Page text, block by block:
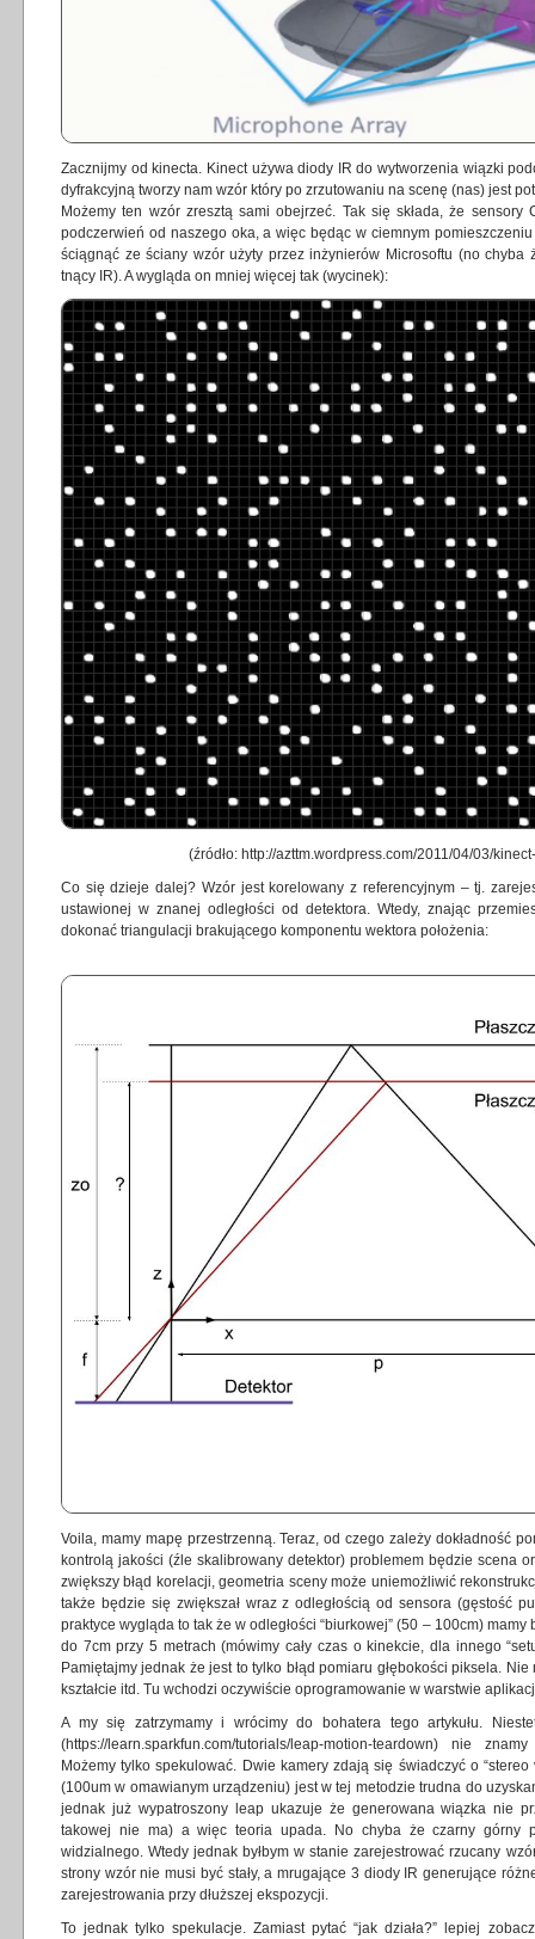
Zacznijmy od kinecta. Kinect używa diody IR do wytworzenia wiązki
dyfrakcyjną tworzy nam wzór który po zrzutowaniu na scenę (nas) jest
Możemy ten wzór zresztą sami obejrzeć. Tak się składa, że
podczerwień od naszego oka, a więc będąc w ciemnym
ściągnąć ze ściany wzór użyty przez inżynierów Microsoftu (no chyba
tnący IR). A wygląda on mniej więcej tak (wycinek):
(źródło: http://azttm.wordpress.com/2011/04/03/
Co się dzieje dalej? Wzór jest korelowany z referencyjnym – tj.
ustawionej w znanej odległości od detektora. Wtedy, znając
dokonać triangulacji brakującego komponentu wektora położenia:
Voila, mamy mapę przestrzenną. Teraz, od czego zależy dokładność
kontrolą jakości (źle skalibrowany detektor) problemem będzie scena
zwiększy błąd korelacji, geometria sceny może uniemożliwić
także będzie się zwiększał wraz z odległością od sensora (gęstość
praktyce wygląda to tak że w odległości “biurkowej” (50 – 100cm)
do 7cm przy 5 metrach (mówimy cały czas o kinekcie, dla innego
Pamiętajmy jednak że jest to tylko błąd pomiaru głębokości piksela.
kształcie itd. Tu wchodzi oczywiście oprogramowanie w warstwie
A my się zatrzymamy i wrócimy do bohatera tego artykułu.
(https://learn.sparkfun.com/tutorials/leap-motion-teardown) nie znamy
Możemy tylko spekulować. Dwie kamery zdają się świadczyć o “stereo
(100um w omawianym urządzeniu) jest w tej metodzie trudna do
jednak już wypatroszony leap ukazuje że generowana wiązka nie
takowej nie ma) a więc teoria upada. No chyba że czarny górny
widzialnego. Wtedy jednak byłbym w stanie zarejestrować rzucany
strony wzór nie musi być stały, a mrugające 3 diody IR generujące
zarejestrowania przy dłuższej ekspozycji.
To jednak tylko spekulacje. Zamiast pytać “jak działa?” lepiej